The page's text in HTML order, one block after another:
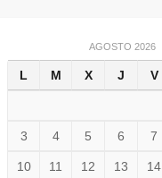
AGOSTO 2026
L M X J V
3 4 5 6 7
10 11 12 13 14